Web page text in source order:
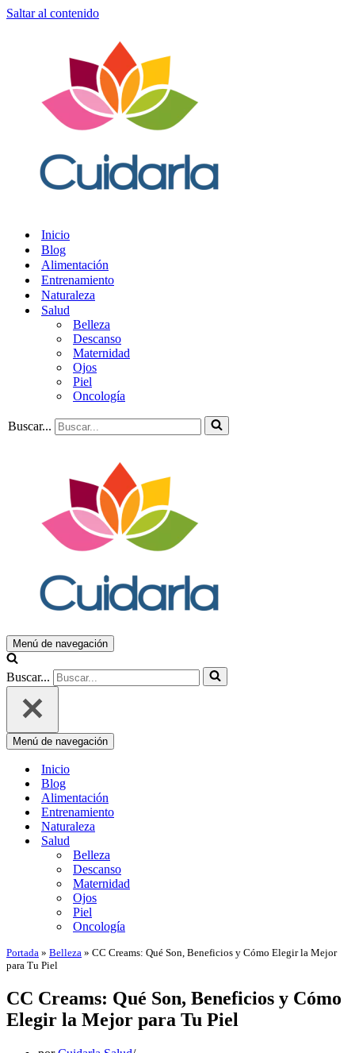
Saltar al contenido
Inicio
Blog
Alimentación
Entrenamiento
Naturaleza
Salud
Belleza
Descanso
Maternidad
Ojos
Piel
Oncología
Buscar...
Menú de navegación
Buscar...
Menú de navegación
Inicio
Blog
Alimentación
Entrenamiento
Naturaleza
Salud
Belleza
Descanso
Maternidad
Ojos
Piel
Oncología
Portada » Belleza » CC Creams: Qué Son, Beneficios y Cómo Elegir la Mejor
para Tu Piel
CC Creams: Qué Son, Beneficios y Cómo
Elegir la Mejor para Tu Piel